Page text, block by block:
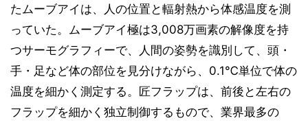
たムーブアイは、人の位置と輻射熱から体感温度を測
っていた。ムーブアイ極は3,008万画素の解像度を持
つサーモグラフィーで、人間の姿勢を識別して、頭・
手・足など体の部位を見分けながら、0.1℃単位で体の
温度を細かく測定する。匠フラップは、前後と左右の
フラップを細かく独立制御するもので、業界最多の